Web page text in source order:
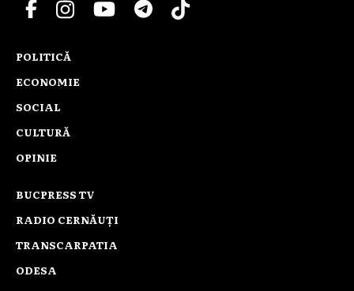
POLITICĂ
ECONOMIE
SOCIAL
CULTURĂ
OPINIE
BUCPRESS TV
RADIO CERNĂUȚI
TRANSCARPATIA
ODESA